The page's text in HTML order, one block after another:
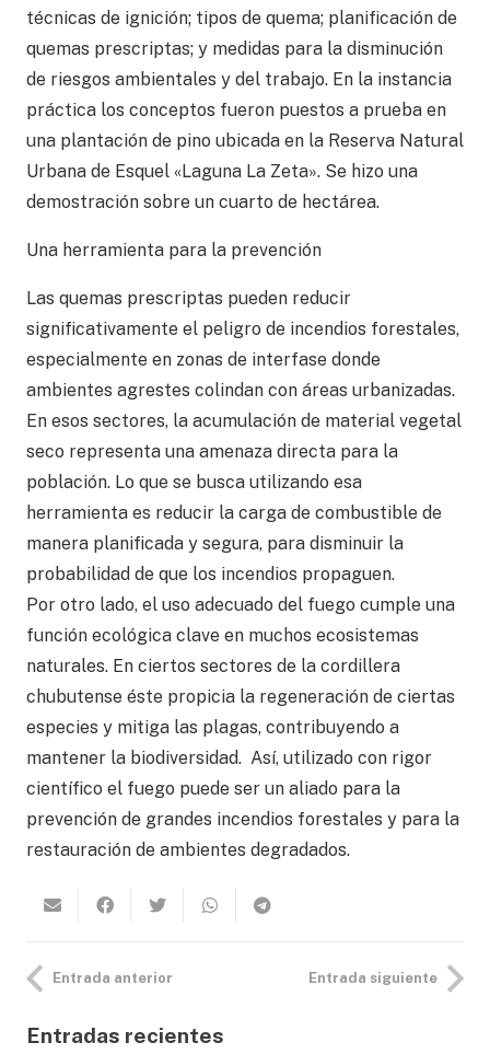
técnicas de ignición; tipos de quema; planificación de
quemas prescriptas; y medidas para la disminución
de riesgos ambientales y del trabajo. En la instancia
práctica los conceptos fueron puestos a prueba en
una plantación de pino ubicada en la Reserva Natural
Urbana de Esquel «Laguna La Zeta». Se hizo una
demostración sobre un cuarto de hectárea.
Una herramienta para la prevención
Las quemas prescriptas pueden reducir
significativamente el peligro de incendios forestales,
especialmente en zonas de interfase donde
ambientes agrestes colindan con áreas urbanizadas.
En esos sectores, la acumulación de material vegetal
seco representa una amenaza directa para la
población. Lo que se busca utilizando esa
herramienta es reducir la carga de combustible de
manera planificada y segura, para disminuir la
probabilidad de que los incendios propaguen.
Por otro lado, el uso adecuado del fuego cumple una
función ecológica clave en muchos ecosistemas
naturales. En ciertos sectores de la cordillera
chubutense éste propicia la regeneración de ciertas
especies y mitiga las plagas, contribuyendo a
mantener la biodiversidad. Así, utilizado con rigor
científico el fuego puede ser un aliado para la
prevención de grandes incendios forestales y para la
restauración de ambientes degradados.
Entrada anterior Entrada siguiente
Entradas recientes